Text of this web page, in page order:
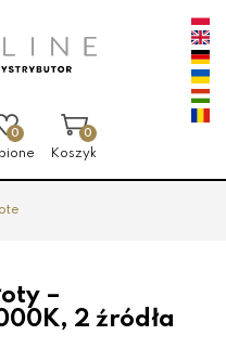
0 0
Koszyk
–
2 źródła